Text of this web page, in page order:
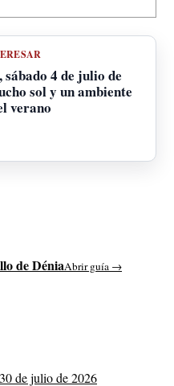
4 de julio de
sol y un ambiente
verano
de DéniaAbrir guía →